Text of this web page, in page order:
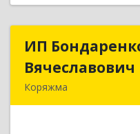
ИП
Вячеславович
Коряжма
ИП